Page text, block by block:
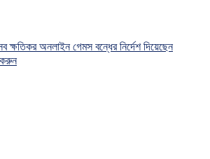
ক্ষতিকর অনলাইন গেমস বন্ধের নির্দেশ দিয়েছেন